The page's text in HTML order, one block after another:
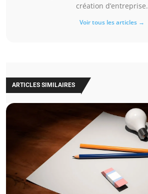
création d’entreprise.
Voir tous les articles →
ARTICLES SIMILAIRES